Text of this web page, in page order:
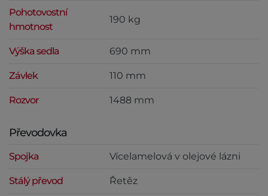
Pohotovostní
hmotnost
190 kg
Výška sedla 690 mm
Závlek 110 mm
Rozvor 1488 mm
Převodovka
Spojka Vícelamelová v olejové lázni
Stálý převod Řetěz